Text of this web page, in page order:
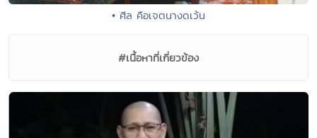
• ศีล คือเจตนางดเว้น
#เนื้อหาที่เกี่ยวข้อง